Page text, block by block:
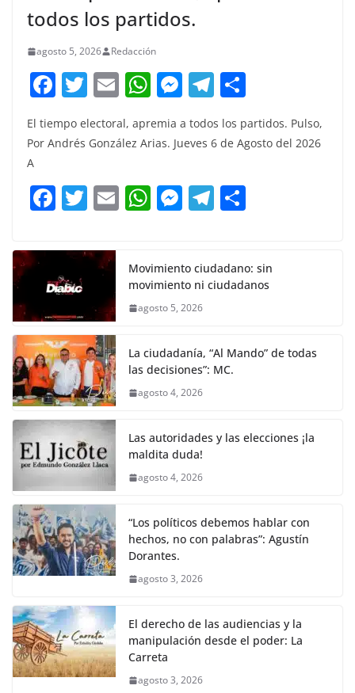
todos los partidos.
agosto 5, 2026 Redacción
F
c
b
o
k
T
w
itt
E
m
ai
W
at
A
p
M
ss
n
g
T
el
e
a
m
m
p
El tiempo electoral, apremia a todos los partidos. Pulso,
Por Andrés González Arias. Jueves 6 de Agosto del 2026
A
F
c
e
b
o
o
k
T
itt
er
E W
s
A
p
M
e
n
er
T
gr
a
p
ar
Movimiento ciudadano: sin
movimiento ni ciudadanos
agosto 5, 2026
La ciudadanía, “Al Mando” de todas
las decisiones”: MC.
agosto 4, 2026
Las autoridades y las elecciones ¡la
maldita duda!
agosto 4, 2026
“Los políticos debemos hablar con
hechos, no con palabras”: Agustín
Dorantes.
agosto 3, 2026
El derecho de las audiencias y la
manipulación desde el poder: La
Carreta
agosto 3, 2026